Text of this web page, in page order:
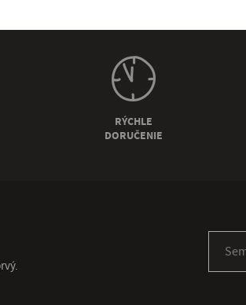
RÝCHLE
DORUČENIE